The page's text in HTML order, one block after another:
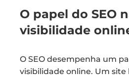
O papel do SEO
visibilidade
O SEO desempenha um
visibilidade online. Um